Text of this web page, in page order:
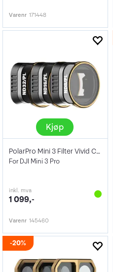
Varenr 171448
Kjøp
PolarPro Mini 3 Filter Vivid Collection
For DJI Mini 3 Pro
inkl. mva
1 099,-
Varenr 145460
20%